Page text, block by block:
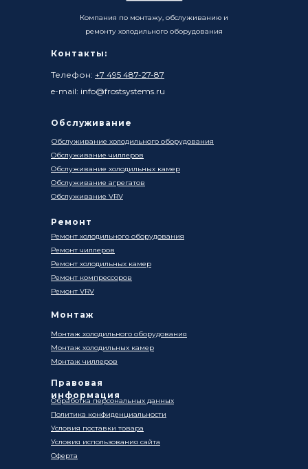
Контакты:
Телефон: +7 495 487-27-87
e-mail: info@frostsystems.ru
Ремонт
Обработка персональных данных
Политика конфиденциальности
Условия поставки товара
Оферта
Условия использования сайта
Компания по монтажу, обслуживанию и
ремонту холодильного оборудования
Ремонт холодильного оборудования
Ремонт чиллеров
Ремонт холодильных камер
Ремонт компрессоров
Ремонт VRV
Монтаж
Правовая
информация
Монтаж холодильного оборудования
Монтаж чиллеров
Монтаж холодильных камер
Обслуживание
Обслуживание холодильного оборудования
Обслуживание чиллеров
Обслуживание холодильных камер
Обслуживание агрегатов
Обслуживание VRV